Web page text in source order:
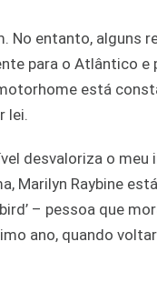
No entanto, alguns
para o Atlântico e
está
lei.
desvaloriza o meu
Marilyn Raybine
– pessoa que
ano, quando